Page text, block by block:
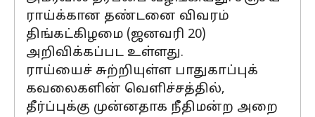
ராய்க்கான தண்டனை விவரம்
திங்கட்கிழமை (ஜனவரி 20)
அறிவிக்கப்பட உள்ளது.
ராய்யைச் சுற்றியுள்ள பாதுகாப்புக்
கவலைகளின் வெளிச்சத்தில்,
தீர்ப்புக்கு முன்னதாக நீதிமன்ற அறை